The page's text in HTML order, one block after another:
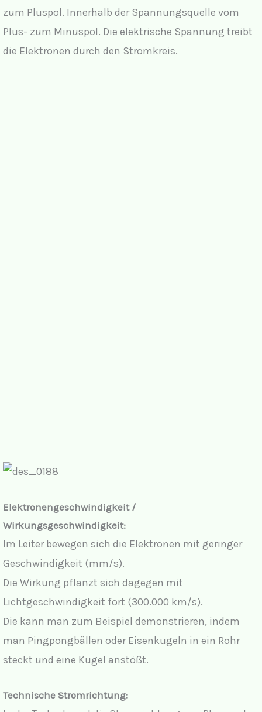
zum Pluspol. Innerhalb der Spannungsquelle vom
Plus- zum Minuspol. Die elektrische Spannung treibt
die Elektronen durch den Stromkreis.
Elektronengeschwindigkeit /
Wirkungsgeschwindigkeit:
Im Leiter bewegen sich die Elektronen mit geringer
Geschwindigkeit (mm/s).
Die Wirkung pflanzt sich dagegen mit
Lichtgeschwindigkeit fort (300.000 km/s).
Die kann man zum Beispiel demonstrieren, indem
man Pingpongbällen oder Eisenkugeln in ein Rohr
steckt und eine Kugel anstößt.
Technische Stromrichtung: